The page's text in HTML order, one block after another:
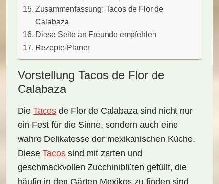
Zusammenfassung: Tacos de Flor de
Calabaza
Diese Seite an Freunde empfehlen
Rezepte-Planer
Vorstellung Tacos de Flor de
Calabaza
Die Tacosde Flor de Calabazasind nicht nur
ein Fest für die Sinne, sondern auch eine
wahre Delikatesse der mexikanischen Küche.
Diese Tacossind mit zarten und
geschmackvollen Zucchiniblüten gefüllt, die
häufig in den Gärten Mexikos zu finden sind.